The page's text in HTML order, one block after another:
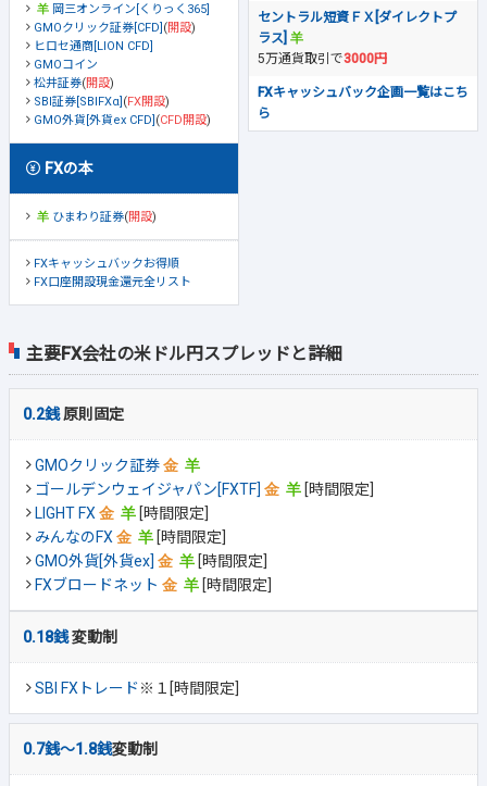
主要FX会社の米ドル円スプレッドと詳細
0.2銭原則固定
GMOクリック証券
ゴールデンウェイジャパン[FXTF]
[時間限定]
LIGHT FX
[時間限定]
みんなのFX
[時間限定]
GMO外貨[外貨ex]
[時間限定]
FXブロードネット
[時間限定]
0.18銭変動制
SBI FXトレード※１[時間限定]
0.7銭～1.8銭変動制
岡三オンライン[くりっく365]
GMOクリック証券[CFD] (開設)
ヒロセ通商[LION CFD]
GMOコイン
松井証券(開設)
SBI証券[SBIFXα] (FX開設)
GMO外貨[外貨ex CFD] (CFD開設)
FXの本
ひまわり証券(開設)
FXキャッシュバックお得順
FX口座開設現金還元全リスト
セントラル短資ＦＸ[ダイレクトプ
ラス]
5万通貨取引で3000円
FXキャッシュバック企画一覧はこち
ら